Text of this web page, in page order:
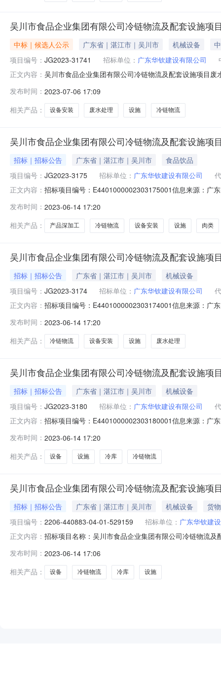
吴川市食品企业集团有限公司冷链物流及配套设施项
中标｜候选人公示 广东省｜湛江市｜吴川市 机械设备
项目编号： JG2023-31741 招标单位： 广东华钦建设有限公司
正文内容： 吴川市食品企业集团有限公司冷链物流及配套设施项目
附件：废水处理-中标候选人公示.pdf废水处理-中标候选
31741项目的
发布时间： 2023-07-06 17:09
相关产品：
设备安装 废水处理 设施 冷链物流
吴川市食品企业集团有限公司冷链物流及配套设施项
招标｜招标公告 广东省｜湛江市｜吴川市
食品饮品
项目编号： JG2023-3175 招标单位： 广东华钦建设有限公司
正文内容： 招标项目编号：E4401000002303175001信息来源：广
流及配套设施项目肉类产品深加工设备及其安装项目编
时
发布时间： 2023-06-14 17:20
相关产品：
产品深加工 冷链物流 设备安装 设施 肉类
吴川市食品企业集团有限公司冷链物流及配套设施项
招标｜招标公告 广东省｜湛江市｜吴川市
机械设备
项目编号： JG2023-3174 招标单位： 广东华钦建设有限公司
正文内容： 招标项目编号：E4401000002303174001信息来源：广
目废水处理设备及其安装项目编号：JG2023-3174本项
发布时间： 2023-06-14 17:20
相关产品：
冷链物流 设备安装 设施 废水处理
吴川市食品企业集团有限公司冷链物流及配套设施项
招标｜招标公告 广东省｜湛江市｜吴川市
机械设备
项目编号： JG2023-3180 招标单位： 广东华钦建设有限公司
正文内容： 招标项目编号：E4401000002303180001信息来源：广
项目编号：JG2023-3180本项目采用资格审查方式：资
发布时间： 2023-06-14 17:20
相关产品：
设备 设施 冷库 冷链物流
吴川市食品企业集团有限公司冷链物流及配套设施项
招标｜招标公告 广东省｜湛江市｜吴川市 机械设备
货物
项目编号： 2206-440883-04-01-529159 招标单位： 广东华钦建
正文内容： 招标项目名称：吴川市食品企业集团有限公司冷链物流
始时间：2023-06-1509:30:00招标文件获取截止时间：
发布时间： 2023-06-14 17:06
相关产品：
设备 冷链物流 冷库 设施